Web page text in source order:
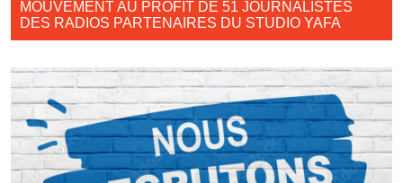
MOUVEMENT AU PROFIT DE 51 JOURNALISTES
DES RADIOS PARTENAIRES DU STUDIO YAFA